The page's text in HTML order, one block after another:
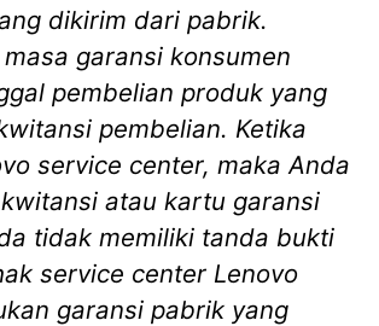
dikirim dari pabrik.
garansi konsumen
pembelian produk yang
pembelian. Ketika
service center, maka Anda
atau kartu garansi
tidak memiliki tanda bukti
service center Lenovo
garansi pabrik yang